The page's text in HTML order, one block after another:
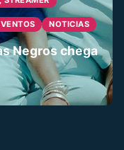
NOTICIAS
Negros chega